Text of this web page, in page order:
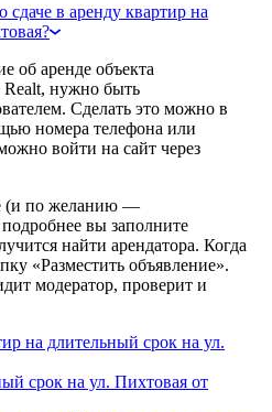
сдаче в аренду квартир на
об аренде объекта
нужно быть
Сделать это можно в
номера телефона или
войти на сайт через
(и по желанию —
вы заполните
найти арендатора. Когда
«Разместить объявление».
модератор, проверит и
на длительный срок на ул.
срок на ул. Пихтовая от